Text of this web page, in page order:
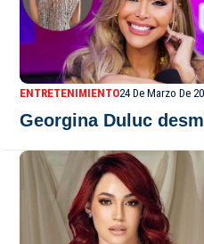
ENTRETENIMIENTO24 De Marzo De
Georgina Duluc